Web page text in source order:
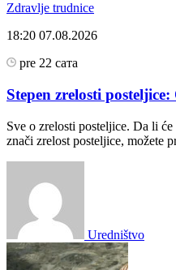
Zdravlje trudnice
18:20 07.08.2026
pre 22 сата
Stepen zrelosti
Sve o zrelosti posteljice. Da li
znači zrelost posteljice, možete
Uredništvo